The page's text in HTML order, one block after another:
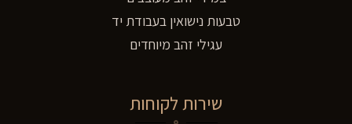
טבעות נישואין בעבודת יד
עגילי זהב מיוחדים
שירות לקוחות